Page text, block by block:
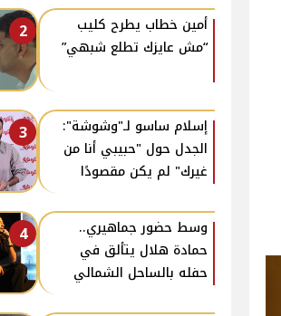
2
أمين خطاب يطرح كليب
“مش عايزك تطلع شبهي”
3
إسلام ساسو لـ"وشوشة":
الجدل حول "حبيبي أنا من
غيرك" لم يكن مقصودًا
4
وسط حضور جماهيري..
حمادة هلال يتألق في
حفله بالساحل الشمالي